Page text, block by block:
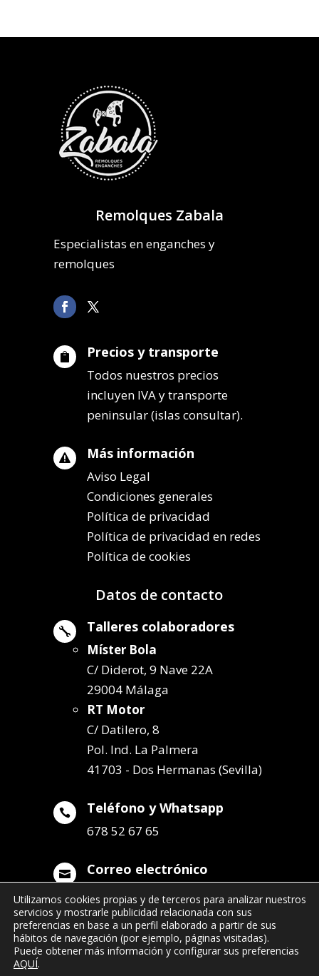
Remolques Zabala
Especialistas en enganches y
remolques
 Precios y transporte
Todos nuestros precios
incluyen IVA y transporte
peninsular (islas consultar).
 Más información
Aviso Legal
Condiciones generales
Política de privacidad
Política de privacidad en redes
Política de cookies
Datos de contacto
 Talleres colaboradores
Míster Bola
C/ Diderot, 9 Nave 22A
29004 Málaga
RT Motor
C/ Datilero, 8
Pol. Ind. La Palmera
41703 - Dos Hermanas (Sevilla)
 Teléfono y Whatsapp
678 52 67 65
 Correo electrónico
info@remolqueszabala.com
Utilizamos cookies propias y de terceros para analizar nuestros
servicios y mostrarle publicidad relacionada con sus
preferencias en base a un perfil elaborado a partir de sus
hábitos de navegación (por ejemplo, páginas visitadas).
Puede obtener más información y configurar sus preferencias
AQUÍ.